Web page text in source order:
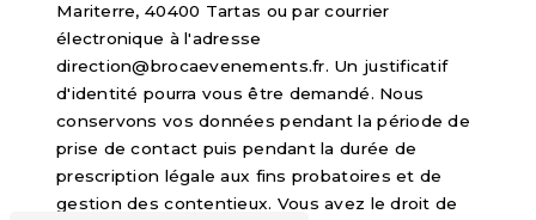
Mariterre, 40400 Tartas ou par courrier
électronique à l'adresse
direction@brocaevenements.fr. Un justificatif
d'identité pourra vous être demandé. Nous
conservons vos données pendant la période de
prise de contact puis pendant la durée de
prescription légale aux fins probatoires et de
gestion des contentieux. Vous avez le droit de